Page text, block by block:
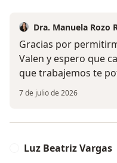
Dra. Manuela Rozo
Gracias por
Valen y espero que
que trabajemos te
7 de julio de 2026
Luz Beatriz Vargas